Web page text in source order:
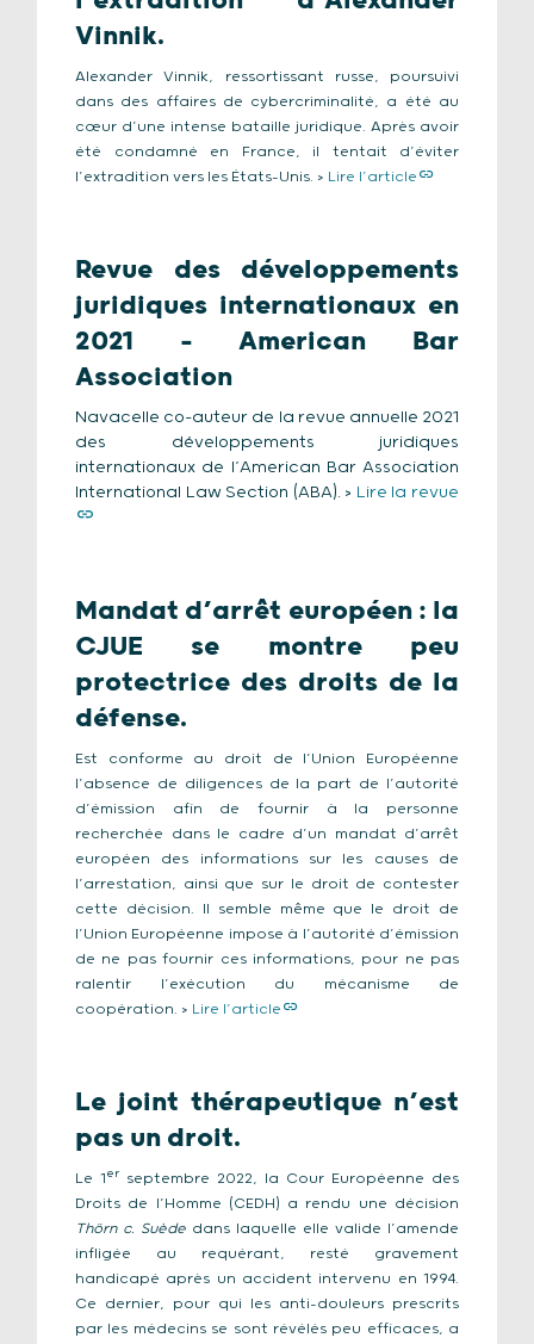
Vinnik.
Alexander Vinnik, ressortissant russe, poursuivi
dans des affaires de cybercriminalité, a été au
cœur d’une intense bataille juridique. Après avoir
été condamné en France, il tentait d’éviter
l’extradition vers les États-Unis. > Lire l’article
Revue des développements
juridiques internationaux en
2021 – American Bar
Association
Navacelle co-auteur de la revue annuelle 2021
des développements juridiques
internationaux de l’American Bar Association
International Law Section (ABA). > Lire la revue
Mandat d’arrêt européen : la
CJUE se montre peu
protectrice des droits de la
défense.
Est conforme au droit de l’Union Européenne
l’absence de diligences de la part de l’autorité
d’émission afin de fournir à la personne
recherchée dans le cadre d’un mandat d’arrêt
européen des informations sur les causes de
l’arrestation, ainsi que sur le droit de contester
cette décision. Il semble même que le droit de
l’Union Européenne impose à l’autorité d’émission
de ne pas fournir ces informations, pour ne pas
ralentir l’exécution du mécanisme de
coopération. > Lire l’article
Le joint thérapeutique n’est
pas un droit.
Le 1er
septembre 2022, la Cour Européenne des
Droits de l’Homme (CEDH) a rendu une décision
Thörn c. Suède dans laquelle elle valide l’amende
infligée au requérant, resté gravement
handicapé après un accident intervenu en 1994.
Ce dernier, pour qui les anti-douleurs prescrits
par les médecins se sont révélés peu efficaces, a